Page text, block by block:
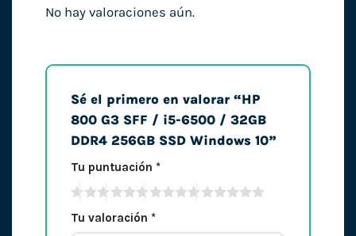
No hay valoraciones aún.
Sé el primero en valorar “HP
800 G3 SFF / i5-6500 / 32GB
DDR4 256GB SSD Windows 10”
Tu puntuación *
Tu valoración *